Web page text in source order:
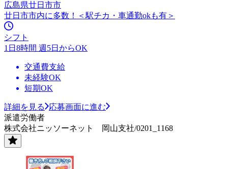
広島県廿日市市
廿日市市内に多数！＜駅チカ・車通勤okも有＞
シフト
1日8時間 週5日からOK
交通費支給
未経験OK
短期OK
詳細を見る
応募画面に進む
派遣労働者
株式会社ニッソーネット 岡山支社/0201_1168